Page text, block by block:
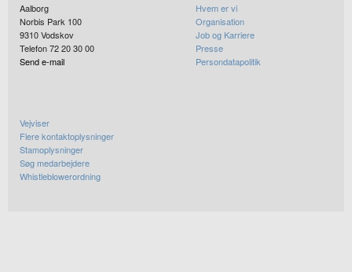
Aalborg
Norbis Park 100
9310Vodskov
Telefon 72 20 30 00
Send e-mail
Hvem er vi
Organisation
Job og Karriere
Presse
Persondatapolitik
Vejviser
Flere kontaktoplysninger
Stamoplysninger
Søg medarbejdere
Whistleblowerordning